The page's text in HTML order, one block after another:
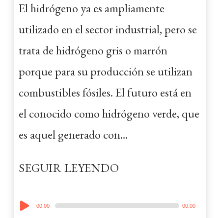
El hidrógeno ya es ampliamente
utilizado en el sector industrial, pero se
trata de hidrógeno gris o marrón
porque para su producción se utilizan
combustibles fósiles. El futuro está en
el conocido como hidrógeno verde, que
es aquel generado con…
SEGUIR LEYENDO
Audio
00:00 00:00